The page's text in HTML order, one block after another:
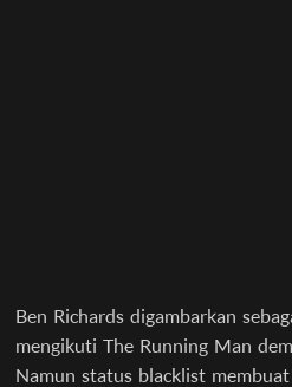
Ben Richards digambarkan
mengikuti The Running Man
Namun status blacklist